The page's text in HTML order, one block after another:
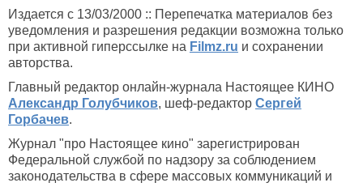
Издается с 13/03/2000 :: Перепечатка материалов без
уведомления и разрешения редакции возможна только
при активной гиперссылке на Filmz.ru и сохранении
авторства.
Главный редактор онлайн-журнала Настоящее КИНО
Александр Голубчиков, шеф-редактор Сергей
Горбачев.
Журнал "про Настоящее кино" зарегистрирован
Федеральной службой по надзору за соблюдением
законодательства в сфере массовых коммуникаций и